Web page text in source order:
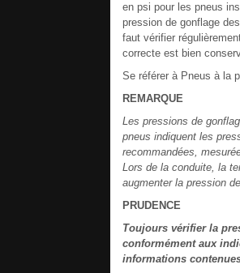
en psi pour les pneus
pression de gonflage
faut vérifier
correcte est bien
Se référer à Pneus à la
REMARQUE
Les pressions de
pneus indiquent les
recommandées,
Lors de la conduite, la
augmenter la pression
PRUDENCE
Toujours vérifier la
conformément aux
informations